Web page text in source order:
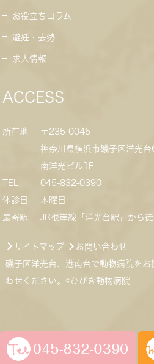
お役立ちコラム
避妊・去勢
求人情報
ACCESS
所在地
〒235-0045
神奈川県横浜市磯子区洋光
南洋光ビル1F
TEL
045-832-0390
休診日
木曜日
最寄駅
JR根岸線「洋光台駅」から
サイトマップ
お問い合わせ
磯子区洋光台、港南台で動物病院を
わせください。©ひびき動物病院